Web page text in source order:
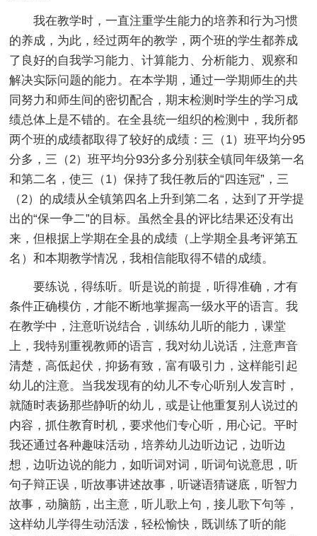
我在教学时，一直注重学生能力的培养和行为习惯
的养成，为此，经过两年的教学，两个班的学生都养成
了良好的自我学习能力、计算能力、分析能力、观察和
解决实际问题的能力。在本学期，通过一学期师生的共
同努力和师生间的密切配合，期末检测时学生的学习成
绩总体上是不错的。在全县统一组织的检测中，我所都
两个班的成绩都取得了较好的成绩：三（1）班平均分95
分多，三（2）班平均分93分多分别获全镇同年级第一名
和第二名，使三（1）保持了我任教后的“四连冠”，三
（2）的成绩从全镇第四名上升到第二名，达到了开学提
出的“保一争二”的目标。虽然全县的评比结果还没有出
来，但根据上学期在全县的成绩（上学期全县考评第五
名）和本期教学情况，我相信能取得不错的成绩。
要练说，得练听。听是说的前提，听得准确，才有
条件正确模仿，才能不断地掌握高一级水平的语言。我
在教学中，注意听说结合，训练幼儿听的能力，课堂
上，我特别重视教师的语言，我对幼儿说话，注意声音
清楚，高低起伏，抑扬有致，富有吸引力，这样能引起
幼儿的注意。当我发现有的幼儿不专心听别人发言时，
就随时表扬那些静听的幼儿，或是让他重复别人说过的
内容，抓住教育时机，要求他们专心听，用心记。平时
我还通过各种趣味活动，培养幼儿边听边记，边听边
想，边听边说的能力，如听词对词，听词句说意思，听
句子辩正误，听故事讲述故事，听谜语猜谜底，听智力
故事，动脑筋，出主意，听儿歌上句，接儿歌下句等，
这样幼儿学得生动活泼，轻松愉快，既训练了听的能